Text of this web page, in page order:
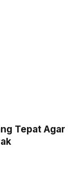
Tepat Agar